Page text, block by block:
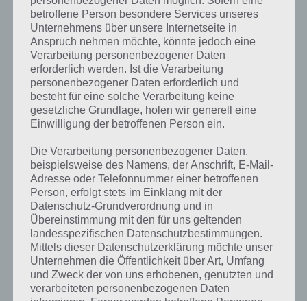
Weitere Lösungen zu 94%
gesucht? Schaue inunsere
Komplettlösung zur App! Dort
kannst du mit der Suche
schnell die Antworten und
Lösungen der über 300 Level
Du findest Lösungen auch ohne unsere Hilfe, indem du in der App
Münzen einsetzt. Da diese jedoch begrenzt sind, hast du hier stets
die Möglichkeit alle Antworten zu finden!
Die obige Lösung stimmt leider nicht mehr?
Wenn die Lösung, die wir dir oben Ein exotisches Reiseziel vorgestellt
betroffene Person besondere Services unseres
Unternehmens über unsere Internetseite in
Anspruch nehmen möchte, könnte jedoch eine
Verarbeitung personenbezogener Daten
erforderlich werden. Ist die Verarbeitung
personenbezogener Daten erforderlich und
besteht für eine solche Verarbeitung keine
gesetzliche Grundlage, holen wir generell eine
Einwilligung der betroffenen Person ein.
Die Verarbeitung personenbezogener Daten,
beispielsweise des Namens, der Anschrift, E-Mail-
Adresse oder Telefonnummer einer betroffenen
Person, erfolgt stets im Einklang mit der
Datenschutz-Grundverordnung und in
Übereinstimmung mit den für uns geltenden
landesspezifischen Datenschutzbestimmungen.
Mittels dieser Datenschutzerklärung möchte unser
Unternehmen die Öffentlichkeit über Art, Umfang
und Zweck der von uns erhobenen, genutzten und
verarbeiteten personenbezogenen Daten